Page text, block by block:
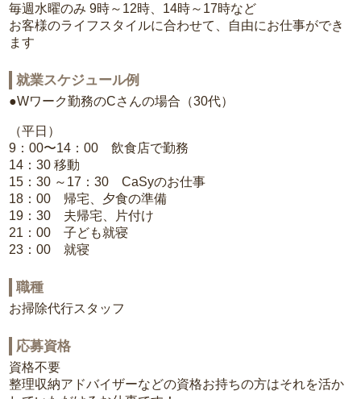
毎週水曜のみ 9時～12時、14時～17時など
お客様のライフスタイルに合わせて、自由にお仕事ができ
ます
就業スケジュール例
●Wワーク勤務のCさんの場合（30代）
（平日）
9：00〜14：00 飲食店で勤務
14：30 移動
15：30 ～17：30 CaSyのお仕事
18：00 帰宅、夕食の準備
19：30 夫帰宅、片付け
21：00 子ども就寝
23：00 就寝
職種
お掃除代行スタッフ
応募資格
資格不要
整理収納アドバイザーなどの資格お持ちの方はそれを活か